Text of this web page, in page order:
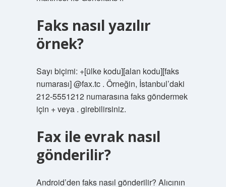
Faks nasıl yazılır
örnek?
Sayı biçimi: +[ülke kodu][alan kodu][faks
numarası] @fax.tc . Örneğin, İstanbul’daki
212-5551212 numarasına faks göndermek
için + veya . girebilirsiniz.
Fax ile evrak nasıl
gönderilir?
Android’den faks nasıl gönderilir? Alıcının